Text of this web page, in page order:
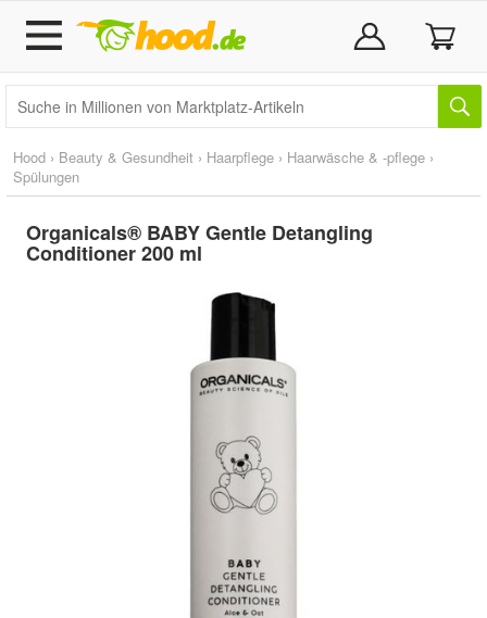
Hood › Beauty & Gesundheit › Haarpflege › Haarwäsche & -pflege ›
Spülungen
Organicals® BABY Gentle Detangling
Conditioner 200 ml